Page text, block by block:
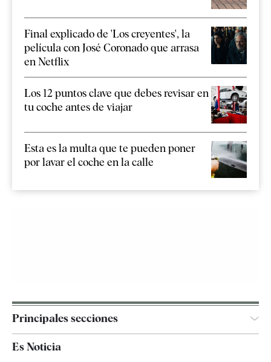
Final explicado de 'Los creyentes', la
película con José Coronado que arrasa
en Netflix
Los 12 puntos clave que debes revisar en
tu coche antes de viajar
Esta es la multa que te pueden poner
por lavar el coche en la calle
Principales secciones
España
Es Noticia